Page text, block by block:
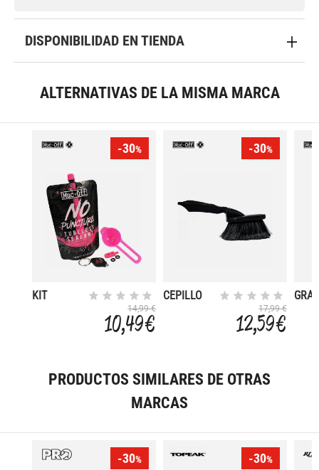
DISPONIBILIDAD EN TIENDA
ALTERNATIVAS DE LA MISMA MARCA
-30%
KIT
14,99 €
10,49 €
-30%
CEPILLO
17,99 €
12,59 €
PRODUCTOS SIMILARES DE OTRAS
MARCAS
-30% -30%